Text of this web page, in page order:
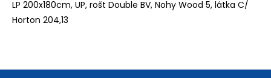
LP 200x180cm, UP, rošt Double BV, Nohy Wood 5, látka C/
Horton 204,13